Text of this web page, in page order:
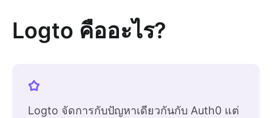
Logto คืออะไร?
Logto จัดการกับปัญหาเดียวกันกับ Auth0 แต่